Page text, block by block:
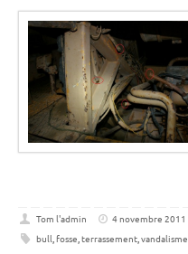
Tom l'admin 4 novembre 2011
bull,fosse,terrassement,vandalisme